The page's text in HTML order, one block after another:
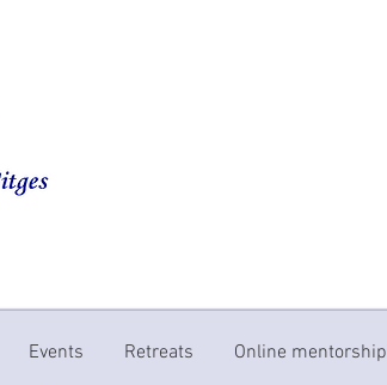
Events Retreats Online mentorship